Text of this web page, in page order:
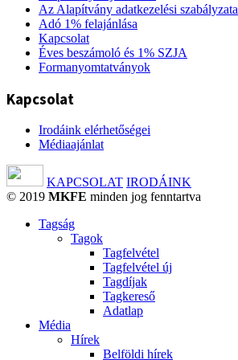
Az Alapítvány adatkezelési szabályzata
Adó 1% felajánlása
Kapcsolat
Éves beszámoló és 1% SZJA
Formanyomtatványok
Kapcsolat
Irodáink elérhetőségei
Médiaajánlat
KAPCSOLAT IRODÁINK
© 2019 MKFE minden jog fenntartva
Tagság
Tagok
Tagfelvétel
Tagfelvétel új
Tagdíjak
Tagkereső
Adatlap
Média
Hírek
Belföldi hírek